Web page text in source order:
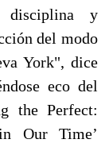
disciplina y
del modo
York", dice
eco del
the Perfect:
Our Time’